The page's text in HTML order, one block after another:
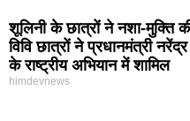
शूलिनी के छात्रों ने नशा-मुक्ति
विवि छात्रों ने प्रधानमंत्री
के राष्ट्रीय अभियान में शामिल
himdevnews